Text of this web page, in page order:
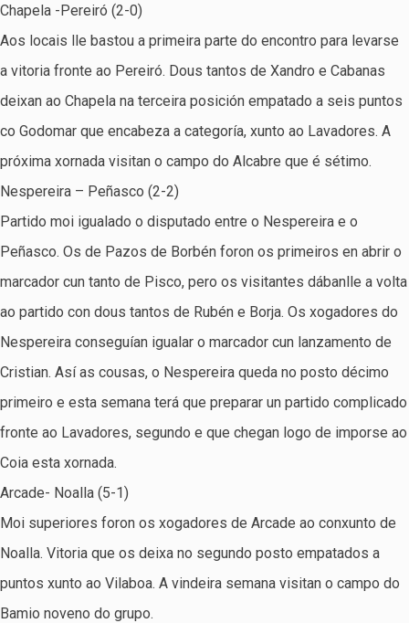
Chapela -Pereiró (2-0)
Aos locais lle bastou a primeira parte do encontro para levarse
a vitoria fronte ao Pereiró. Dous tantos de Xandro e Cabanas
deixan ao Chapela na terceira posición empatado a seis puntos
co Godomar que encabeza a categoría, xunto ao Lavadores. A
próxima xornada visitan o campo do Alcabre que é sétimo.
Nespereira – Peñasco (2-2)
Partido moi igualado o disputado entre o Nespereira e o
Peñasco. Os de Pazos de Borbén foron os primeiros en abrir o
marcador cun tanto de Pisco, pero os visitantes dábanlle a volta
ao partido con dous tantos de Rubén e Borja. Os xogadores do
Nespereira conseguían igualar o marcador cun lanzamento de
Cristian. Así as cousas, o Nespereira queda no posto décimo
primeiro e esta semana terá que preparar un partido complicado
fronte ao Lavadores, segundo e que chegan logo de imporse ao
Coia esta xornada.
Arcade- Noalla (5-1)
Moi superiores foron os xogadores de Arcade ao conxunto de
Noalla. Vitoria que os deixa no segundo posto empatados a
puntos xunto ao Vilaboa. A vindeira semana visitan o campo do
Bamio noveno do grupo.